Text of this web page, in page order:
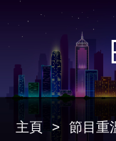
主頁 節目重